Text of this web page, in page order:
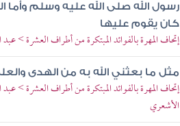
رسول الله صلى الله عليه وسلم
كان يقوم عليها
إتحاف المهرة بالفوائد المبتكرة من أطراف العشرة
مثل ما بعثني الله به من الهدى
إتحاف المهرة بالفوائد المبتكرة من أطراف العشرة >
الأشعري